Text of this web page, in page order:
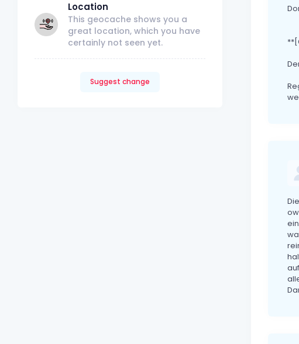
Location
This geocache shows you a
great location, which you have
certainly not seen yet.
Suggest change